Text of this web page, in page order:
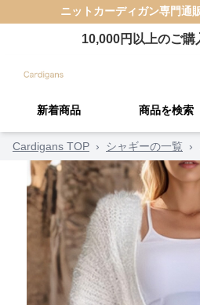
ニットカーディガン専門通
10,000円以上のご購
新着商品 商品を検索
Cardigans TOP › シャギーの一覧 ›